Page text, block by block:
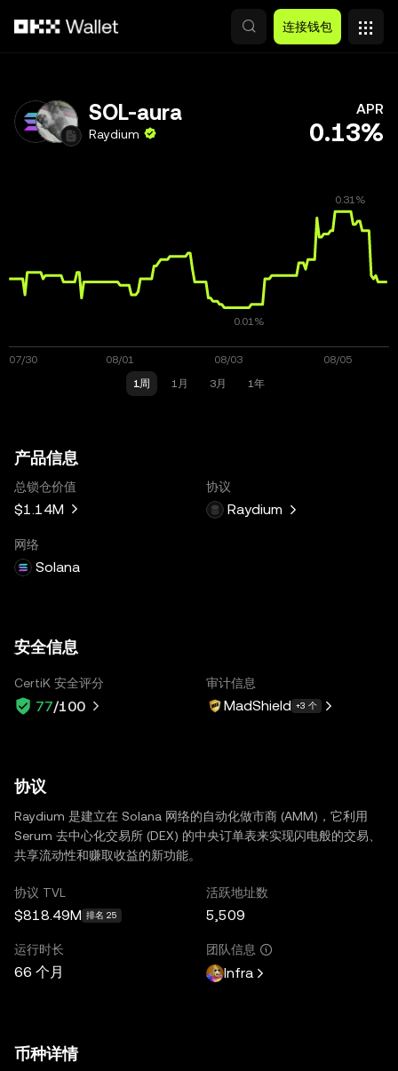
连接钱包
SOL-aura
Raydium
APR
0.13%
1周 1月 3月 1年
产品信息
总锁仓价值
$1.14M
协议
Raydium
网络
Solana
安全信息
CertiK 安全评分
77/100
审计信息
MadShield +3 个
协议
Raydium 是建立在 Solana 网络的自动化做市商 (AMM)，它利用
Serum 去中心化交易所 (DEX) 的中央订单表来实现闪电般的交易、
共享流动性和赚取收益的新功能。
协议 TVL
$818.49M 排名 25
活跃地址数
5,509
运行时长
66 个月
团队信息
Infra
币种详情